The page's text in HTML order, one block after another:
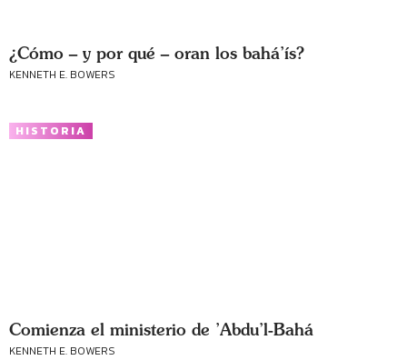
¿Cómo – y por qué – oran los bahá’ís?
KENNETH E. BOWERS
HISTORIA
Comienza el ministerio de ’Abdu’l-Bahá
KENNETH E. BOWERS